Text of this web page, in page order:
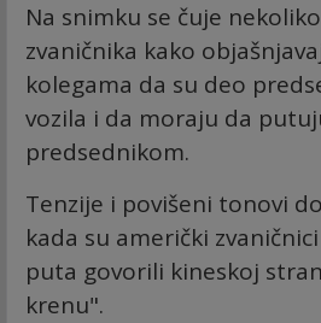
Na snimku se čuje
zvaničnika kako
kolegama da su deo
vozila i da moraju da
predsednikom.
Tenzije i povišeni tonovi
kada su američki
puta govorili kineskoj
krenu".